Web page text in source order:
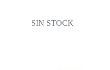
SIN STOCK